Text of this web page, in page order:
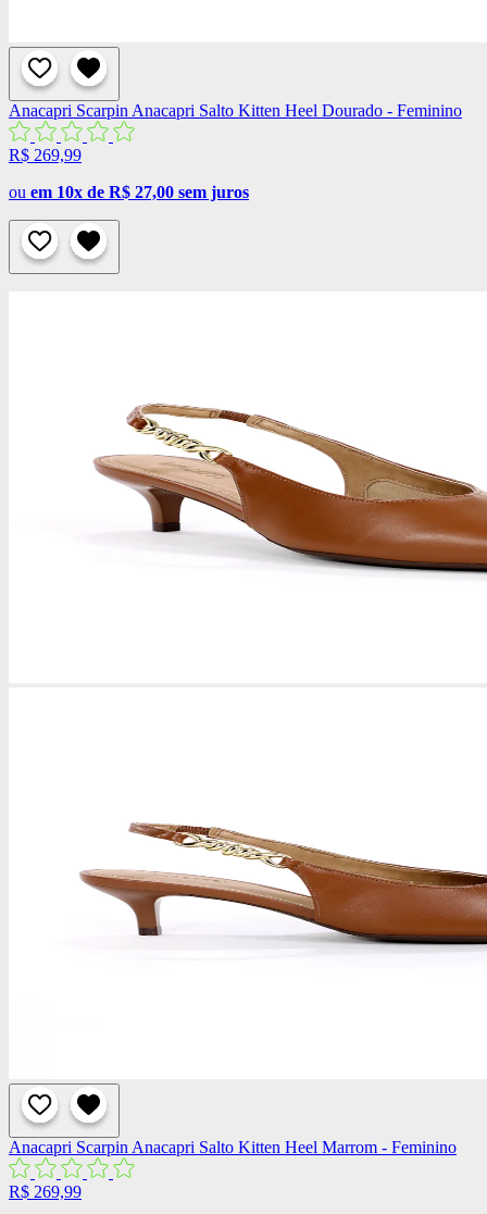
Anacapri Scarpin Anacapri Salto Kitten Heel Dourado - Feminino
R$ 269,99
ou em 10x de R$ 27,00 sem juros
Anacapri Scarpin Anacapri Salto Kitten Heel Marrom - Feminino
R$ 269,99